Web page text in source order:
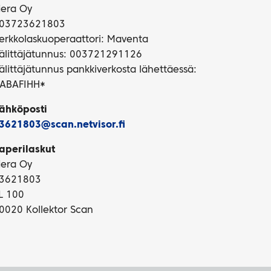
Oy
Maventa
003721291126
pankkiverkosta lähettäessä:
Oy
100
Kollektor Scan